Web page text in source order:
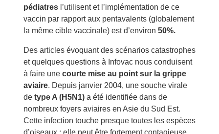
pédiatres l’utilisent et l’implémentation de ce
vaccin par rapport aux pentavalents (globalement
la même cible vaccinale) est d’environ 50%.
Des articles évoquant des scénarios catastrophes
et quelques questions à Infovac nous conduisent
à faire une courte mise au point sur la grippe
aviaire. Depuis janvier 2004, une souche virale
de type A (H5N1) a été identifiée dans de
nombreux foyers aviaires en Asie du Sud Est.
Cette infection touche presque toutes les espèces
d’oiseaux : elle peut être fortement contagieuse,